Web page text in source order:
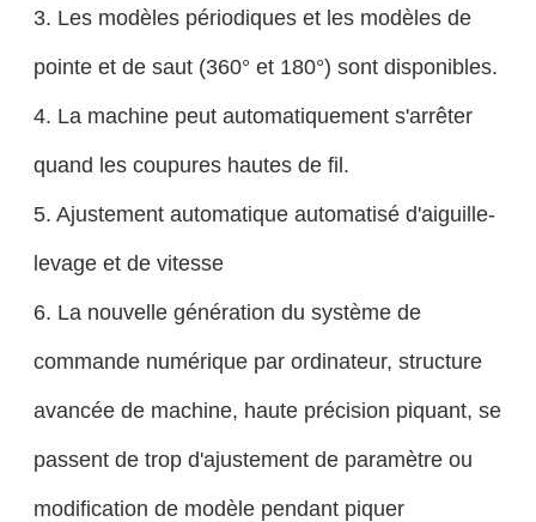
3. Les modèles périodiques et les modèles de
pointe et de saut (360° et 180°) sont disponibles.
4. La machine peut automatiquement s'arrêter
quand les coupures hautes de fil.
5. Ajustement automatique automatisé d'aiguille-
levage et de vitesse
6. La nouvelle génération du système de
commande numérique par ordinateur, structure
avancée de machine, haute précision piquant, se
passent de trop d'ajustement de paramètre ou
modification de modèle pendant piquer